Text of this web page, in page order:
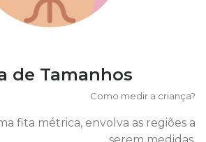
de Tamanhos
Como medir a criança?
fita métrica, envolva as regiões a